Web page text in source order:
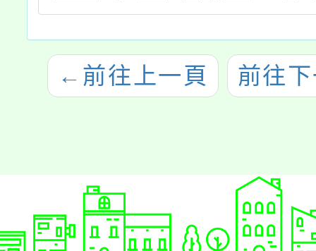
← 前往上一頁 前往